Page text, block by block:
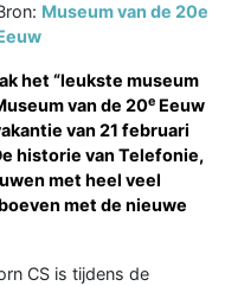
Museum van de 20e
het “leukste museum
van de 20e Eeuw
van 21 februari
historie van Telefonie,
met heel veel
met de nieuwe
CS is tijdens de